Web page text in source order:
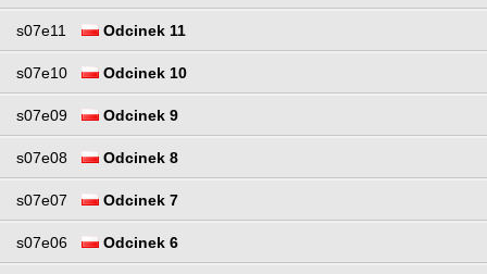
s07e11 Odcinek 11
s07e10 Odcinek 10
s07e09 Odcinek 9
s07e08 Odcinek 8
s07e07 Odcinek 7
s07e06 Odcinek 6